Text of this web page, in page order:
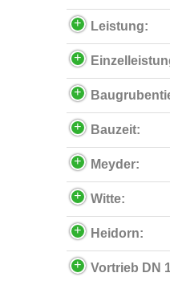
Leistung:
Bauzeit:
Meyder:
Witte:
Heidorn:
Vortrieb DN